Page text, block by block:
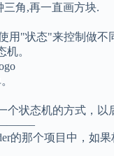
角,再一直画方块.
用"状态"来控制做不
。
个状态机的方式，以
的那个项目中，如